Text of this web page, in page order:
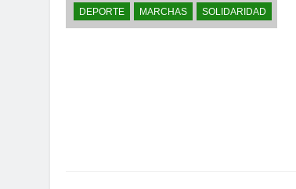
DEPORTE MARCHAS SOLIDARIDAD